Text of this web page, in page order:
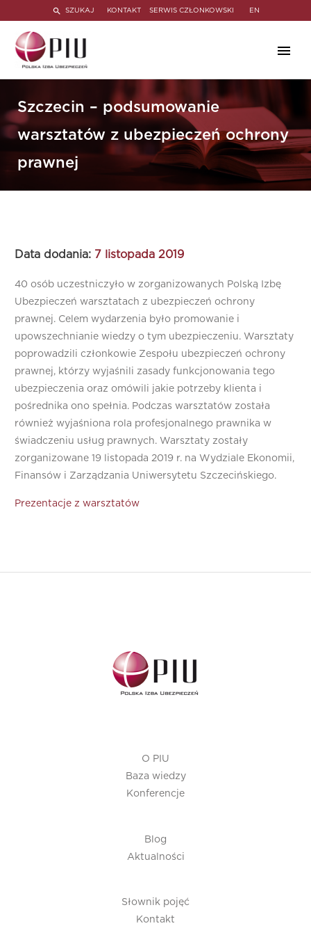
SZUKAJ KONTAKT SERWIS CZŁONKOWSKI EN
Szczecin – podsumowanie
warsztatów z ubezpieczeń ochrony
prawnej
Data dodania: 7 listopada 2019
40 osób uczestniczyło w zorganizowanych Polską Izbę
Ubezpieczeń warsztatach z ubezpieczeń ochrony
prawnej. Celem wydarzenia było promowanie i
upowszechnianie wiedzy o tym ubezpieczeniu. Warsztaty
poprowadzili członkowie Zespołu ubezpieczeń ochrony
prawnej, którzy wyjaśnili zasady funkcjonowania tego
ubezpieczenia oraz omówili jakie potrzeby klienta i
pośrednika ono spełnia. Podczas warsztatów została
również wyjaśniona rola profesjonalnego prawnika w
świadczeniu usług prawnych. Warsztaty zostały
zorganizowane 19 listopada 2019 r. na Wydziale Ekonomii,
Finansów i Zarządzania Uniwersytetu Szczecińskiego.
Prezentacje z warsztatów
O PIU
Baza wiedzy
Konferencje
Blog
Aktualności
Słownik pojęć
Kontakt